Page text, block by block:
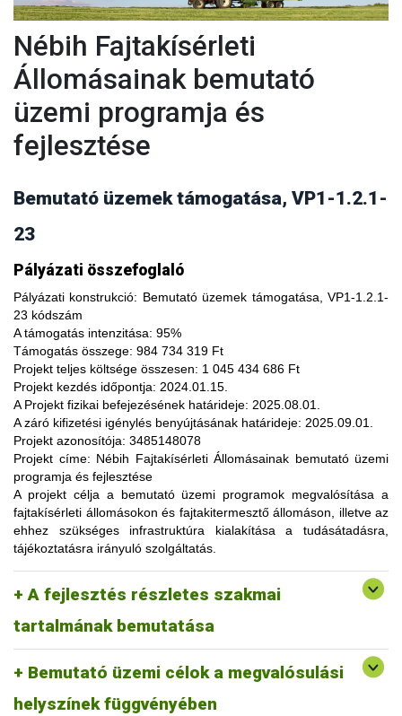
Nébih Fajtakísérleti
Állomásainak bemutató
üzemi programja és
fejlesztése
Bemutató üzemek támogatása, VP1-1.2.1-
23
Pályázati összefoglaló
Pályázati konstrukció: Bemutató üzemek támogatása, VP1-1.2.1-
23 kódszám
A támogatás intenzitása: 95%
Támogatás összege: 984 734 319 Ft
Projekt teljes költsége összesen: 1 045 434 686 Ft
Projekt kezdés időpontja: 2024.01.15.
A Projekt fizikai befejezésének határideje: 2025.08.01.
A záró kifizetési igénylés benyújtásának határideje: 2025.09.01.
Projekt azonosítója: 3485148078
Projekt címe: Nébih Fajtakísérleti Állomásainak bemutató üzemi
programja és fejlesztése
A projekt céljaa bemutató üzemi programok megvalósítása a
fajtakísérleti állomásokon és fajtakitermesztő állomáson, illetve az
ehhez szükséges infrastruktúra kialakítása a tudásátadásra,
tájékoztatásra irányuló szolgáltatás.
A fejlesztés részletes szakmai
tartalmának bemutatása
A fajtakísérleti és fajtakitermesztési állomások
modernizálásával, olyan növényfajta kísérleteket lehet
végezni, melyekkel limitálhatóak a mezőgazdasági termesztés
bizonytalanságából adódó negatív hatások, növelhető a
termésbiztonság, valamint a növényi kórokozókkal, kártevőkkel
szembeni ellenálló képesség. A fajtakísérlet során megszerzett
tapasztalatok átadása az agrárgazdaság szereplői részére egy
olyan, a hagyományostól eltérő jellegű tudás megszerzési
lehetőség, amelynek során a résztvevők elsősorban
gyakorlatorientált ismeretanyaggal, tapasztalatokkal
gazdagodhatnak, a fajtahasználaton túl, az aktuális termelési
eljárások és gazdaságszervezési minták alkalmazása
tekintetében. A gazdálkodók olyan innovatív ismereteket,
növénykultúrákat (fajtákat), környezetvédelmi megoldásokat
ismerhetnek meg, amelyek alkalmazása révén
optimalizálhatják a termelést, csökkenthetik a szennyezőanyag
kibocsátást, valamint eredményesen alkalmazkodhatnak a
állomáson (Tordas, Pölöske, Székkutas, Monorierdő)
valósulna meg bemutató üzemi program.
Bemutató üzemi célok a megvalósulási
helyszínek függvényében
Tordas
kertészeti (zöldség, gyümölcs) fajok, szántóföldi
és üvegházi termesztési körülmények, ökológiai
gazdálkodásra alkalmas fajták vizsgálata
Pölöske
kertészeti (gyümölcs) fajok
Székkutas
szántóföldi fajok vizsgálata
Monorierdő erdészeti fajok vizsgálata, fajtakitermesztés